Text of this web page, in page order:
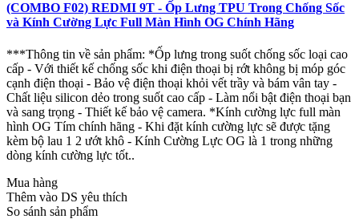
(COMBO F02) REDMI 9T - Ốp Lưng TPU Trong Chống Sốc
và Kính Cường Lực Full Màn Hình OG Chính Hãng
***Thông tin về sản phẩm: *Ốp lưng trong suốt chống sốc loại cao
cấp - Với thiết kế chống sốc khi điện thoại bị rớt không bị móp góc
cạnh điện thoại - Bảo vệ điện thoại khỏi vết trầy và bám vân tay -
Chất liệu silicon dẻo trong suốt cao cấp - Làm nổi bật điện thoại bạn
và sang trọng - Thiết kế bảo vệ camera. *Kính cường lực full màn
hình OG Tím chính hãng - Khi đặt kính cường lực sẽ được tặng
kèm bộ lau 1 2 ướt khô - Kính Cường Lực OG là 1 trong những
dòng kính cường lực tốt..
Mua hàng
Thêm vào DS yêu thích
So sánh sản phẩm